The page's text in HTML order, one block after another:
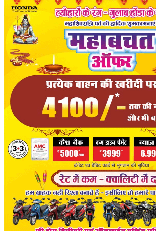
राज्य
व्यापार
संपादकीय
रोजगार
मनोरंजन
मैगज़ीन की लेख
All
मैगज़ीन की लेख